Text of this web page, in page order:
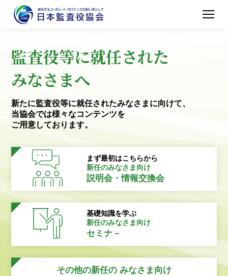
監査役等に就任された
みなさまへ
新たに監査役等に就任されたみなさまに向けて、
当協会では様々なコンテンツを
ご用意しております。
まず最初はこちらから
新任のみなさま向け
説明会・情報交換会
基礎知識を学ぶ
新任のみなさま向け
セミナ－
その他の新任の みなさま向け